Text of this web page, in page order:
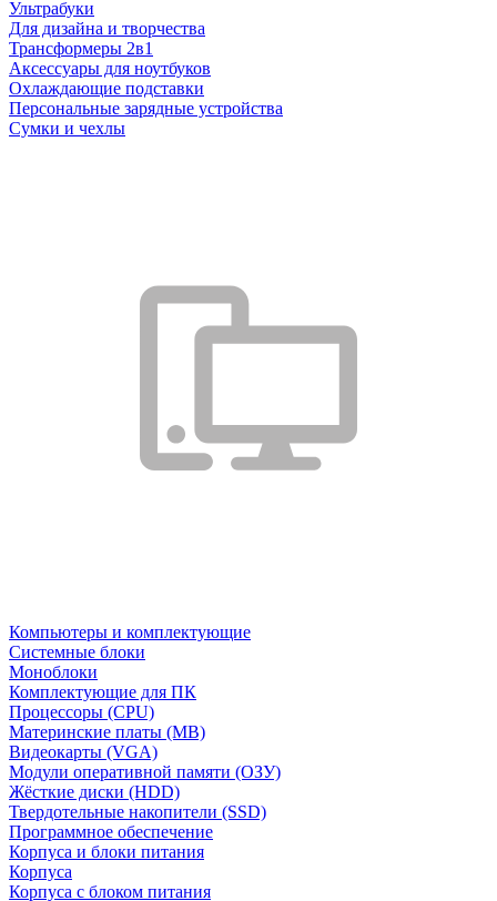
Ультрабуки
Для дизайна и творчества
Трансформеры 2в1
Аксессуары для ноутбуков
Охлаждающие подставки
Персональные зарядные устройства
Сумки и чехлы
Компьютеры и комплектующие
Системные блоки
Моноблоки
Комплектующие для ПК
Процессоры (CPU)
Материнские платы (MB)
Видеокарты (VGA)
Модули оперативной памяти (ОЗУ)
Жёсткие диски (HDD)
Твердотельные накопители (SSD)
Программное обеспечение
Корпуса и блоки питания
Корпуса
Корпуса с блоком питания